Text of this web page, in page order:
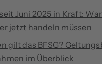
seit Juni 2025 in Kraft:
jetzt handeln müssen
gilt das BFSG?
im Überblick